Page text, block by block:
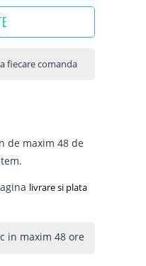
fiecare comanda
de maxim 48 de
livrare si plata
in maxim 48 ore